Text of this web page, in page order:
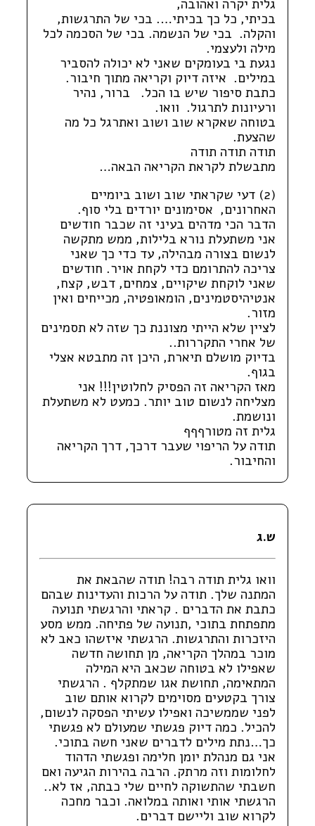
גלית יקרה ואהובה,
בכיתי, כל כך בכיתי…. בכי של התרגשות,
והקלה. בכי של הנשמה. בכי של הסכמה לכל
מילה ולעצמי.
נגעת בי בעומקים שאני לא יכולה להסביר
במילים. איזה דיוק וקריאה מתוך חיבור.
כתבת סיפור שיש בו הכל. ברור, נהיר
ורעיונות לתרגול. וואו.
בטוחה שאקרא שוב ושוב ואתרגל כל מה
שהצעת.
תודה תודה תודה
מתבשלת לקראת הקריאה הבאה…
(2) דעי שקראתי שוב ושוב ביומיים
האחרונים, אסימונים יורדים בלי סוף.
הדבר הכי מדהים בעיני זה שכבר חודשים
אני משתעלת נורא בלילות, ממש מתקשה
לנשום בצורה מבהילה, עד כדי כך שאני
צריכה להתרומם כדי לקחת אויר. חודשים
שאני לוקחת שיקויים, צמחים, דבש, קצח,
אנטיהיסטמינים, הומאופטיה, מכייחים ואין
מזור.
לציין שלא הייתי מצוננת כך שזה לא תסמינים
של אחרי התקררות..
בדיוק מושלם תיארת, היכן זה מתבטא אצלי
בגוף.
מאז הקריאה זה הפסיק לחלוטין!!! אני
מצליחה לנשום טוב יותר. כמעט לא משתעלת
ונושמת.
גלית זה מטורףףף
תודה על הריפוי שעבר דרכך, דרך הקריאה
והחיבור.
ש.ג
וואו גלית תודה רבה! תודה שהבאת את
המתנה שלך. תודה על הרכות והעדינות שבהם
כתבת את הדברים . קראתי והרגשתי תנועה
מתפתחת בתוכי ,תנועה של פתיחה. ממש מסע
היזכרות והתרגשות. הרגשתי איזשהו כאב לא
מוכר במהלך הקריאה, מן תחושה חדשה
שאפילו לא בטוחה שכאב היא המילה
המתאימה, תחושת אגו שמתקלף . הרגשתי
צורך בקטעים מסוימים לקרוא אותם שוב
לפני שממשיכה ואפילו עשיתי הפסקה לנשום,
להכיל. כמה דיוק פגשתי שמעולם לא פגשתי
כך…נתת מילים לדברים שאני חשה בתוכי.
אני גם מנהלת יומן חלימה ופגשתי הדהוד
לחלומות וזה מרתק. הרבה בהירות הגיעה ואם
חשבתי שהתשוקה לחיים שלי כבתה, אז לא..
הרגשתי אותי ואותה במלואה. וכבר מחכה
לקרוא שוב וליישם דברים.